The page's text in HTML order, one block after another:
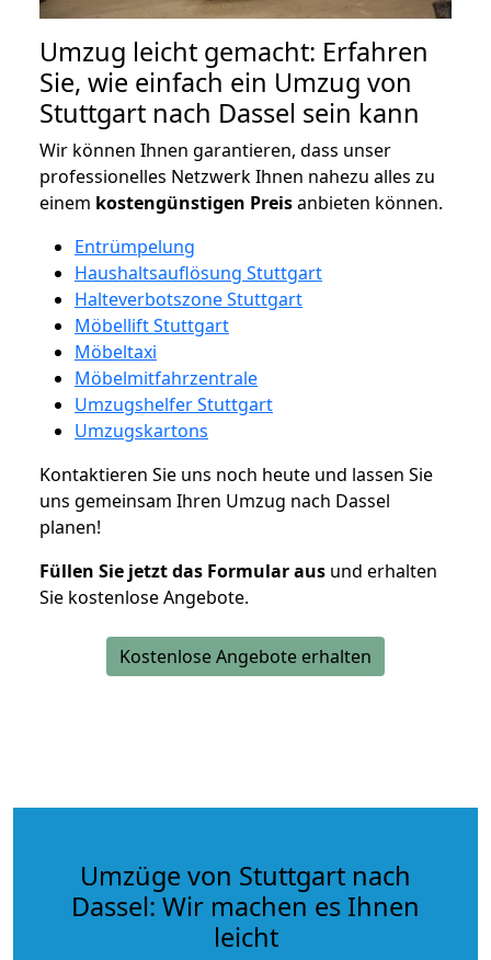
Umzug leicht gemacht: Erfahren
Sie, wie einfach ein Umzug von
Stuttgart nach Dassel sein kann
Wir können Ihnen garantieren, dass unser
professionelles Netzwerk Ihnen nahezu alles zu
einem kostengünstigen Preisanbieten können.
Entrümpelung
Haushaltsauflösung Stuttgart
Halteverbotszone Stuttgart
Möbellift Stuttgart
Möbeltaxi
Möbelmitfahrzentrale
Umzugshelfer Stuttgart
Umzugskartons
Kontaktieren Sie uns noch heute und lassen Sie
uns gemeinsam Ihren Umzug nach Dassel
planen!
Füllen Sie jetzt das Formular aus und erhalten
Sie kostenlose Angebote.
Kostenlose Angebote erhalten
Umzüge von Stuttgart nach
Dassel: Wir machen es Ihnen
leicht